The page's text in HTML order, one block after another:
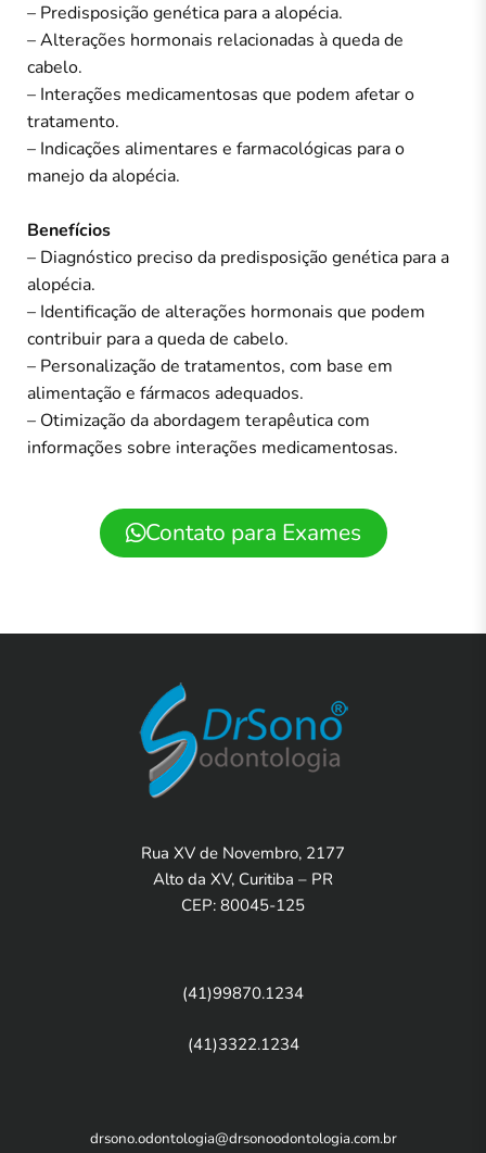
– Predisposição genética para a alopécia.
– Alterações hormonais relacionadas à queda de
cabelo.
– Interações medicamentosas que podem afetar o
tratamento.
– Indicações alimentares e farmacológicas para o
manejo da alopécia.
Benefícios
– Diagnóstico preciso da predisposição genética para a
alopécia.
– Identificação de alterações hormonais que podem
contribuir para a queda de cabelo.
– Personalização de tratamentos, com base em
alimentação e fármacos adequados.
– Otimização da abordagem terapêutica com
informações sobre interações medicamentosas.
Contato para Exames
Rua XV de Novembro, 2177
Alto da XV, Curitiba – PR
CEP: 80045-125
(41)99870.1234
(41)3322.1234
drsono.odontologia@drsonoodontologia.com.br